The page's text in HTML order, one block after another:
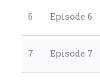
6 Episode 6
7 Episode 7